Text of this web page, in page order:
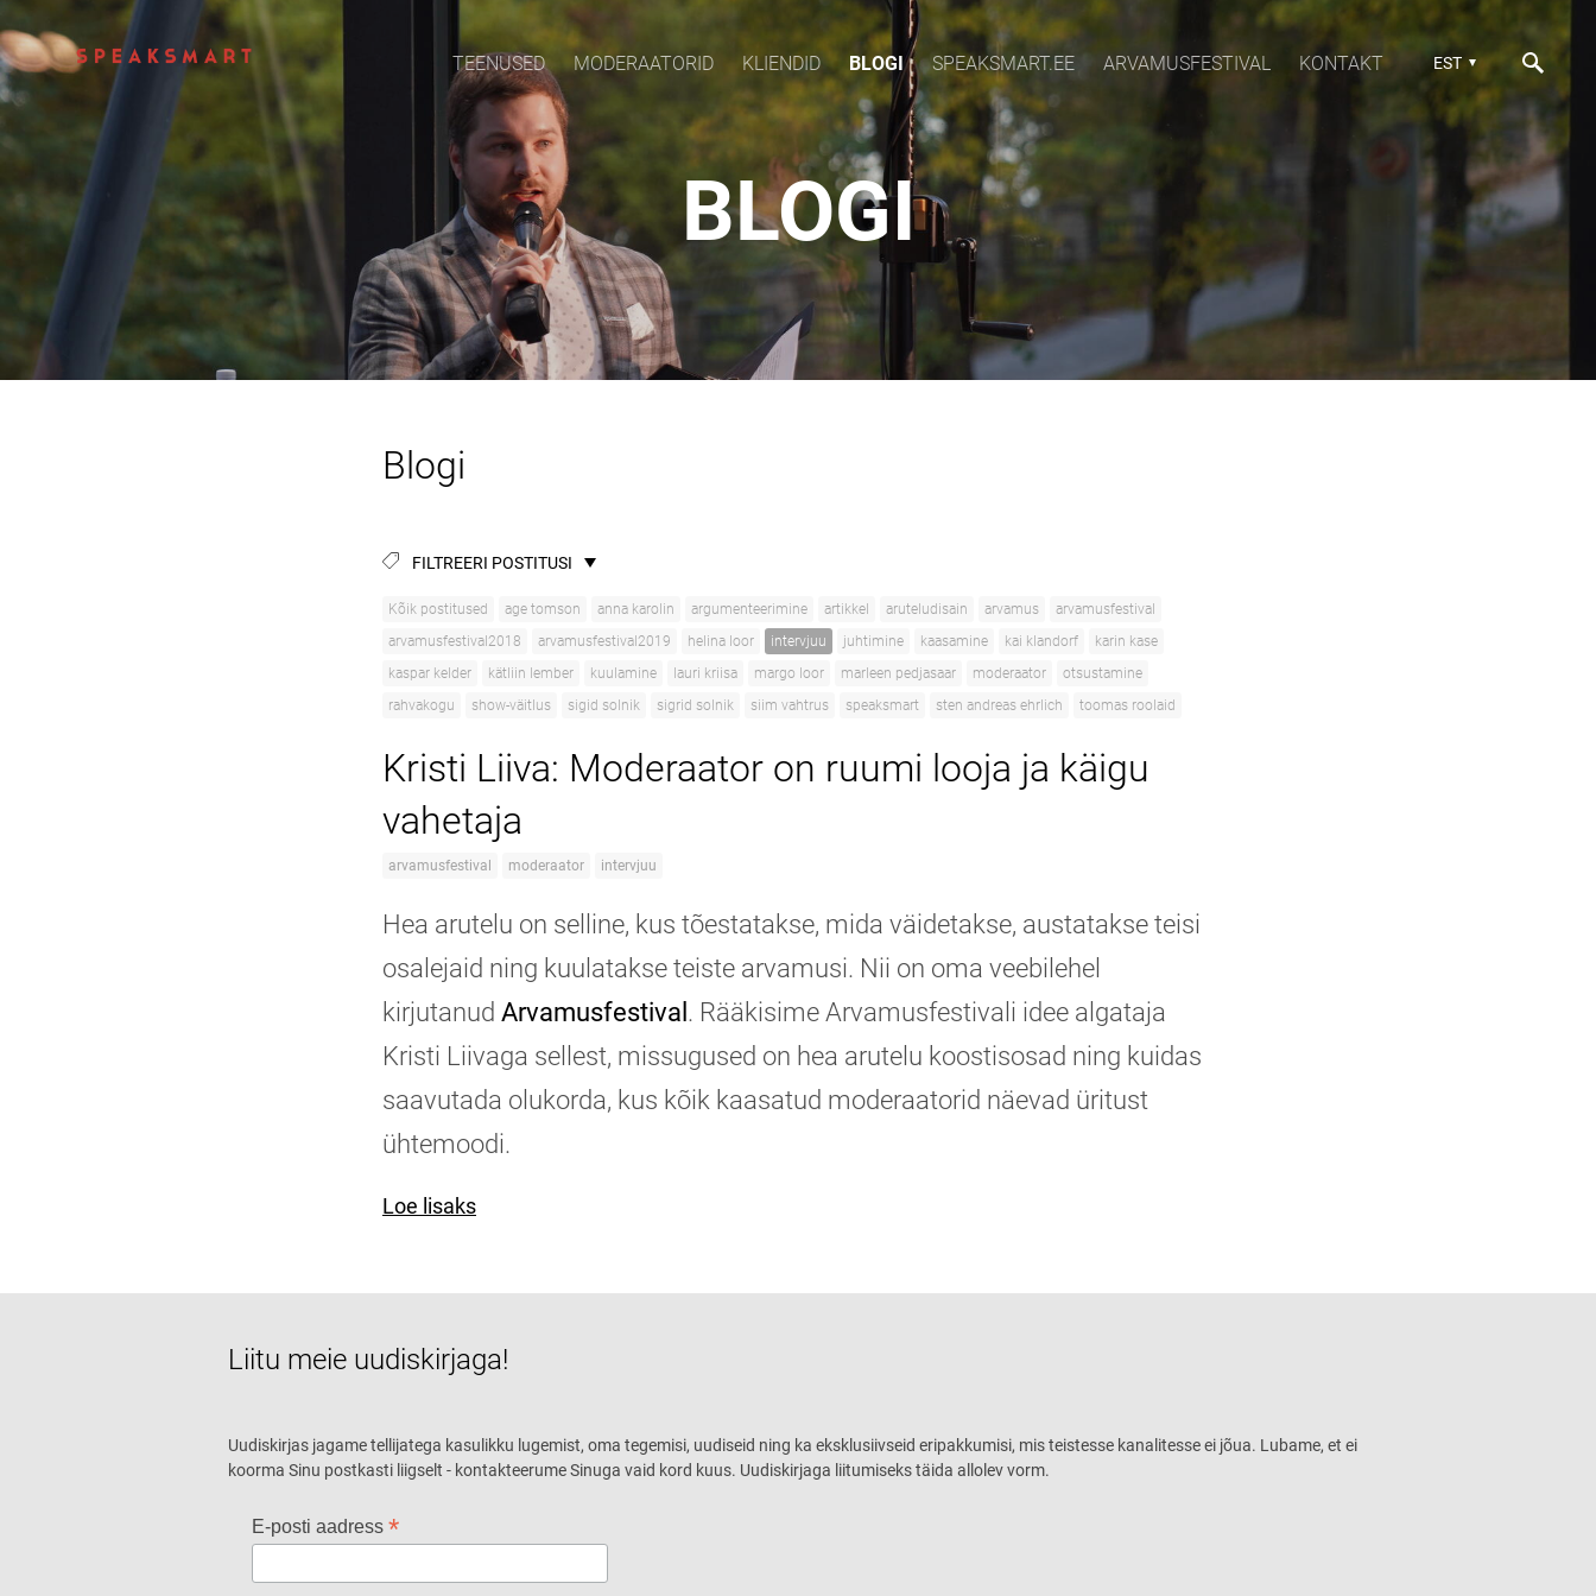
TEENUSED MODERAATORID KLIENDID BLOGI SPEAKSMART.EE ARVAMUSFESTIVAL KONTAKT EST
BLOGI
Blogi
FILTREERI POSTITUSI
Kõik postitused age tomson anna karolin argumenteerimine artikkel aruteludisain arvamus
arvamusfestival
arvamusfestival2018
arvamusfestival2019 helina loor intervjuu juhtimine kaasamine kai klandorf
karin kase
kaspar kelder
kätliin lember kuulamine lauri kriisa margo loor marleen pedjasaar moderaator
otsustamine
rahvakogu
show-väitlus sigid solnik sigrid solnik siim vahtrus speaksmart sten andreas ehrlich toomas roolaid
Kristi Liiva: Moderaator on ruumi looja ja käigu
vahetaja
arvamusfestival moderaator intervjuu
Hea arutelu on selline, kus tõestatakse, mida väidetakse, austatakse teisi
osalejaid ning kuulatakse teiste arvamusi. Nii on oma veebilehel
kirjutanud Arvamusfestival . Rääkisime Arvamusfestivali idee algataja
Kristi Liivaga sellest, missugused on hea arutelu koostisosad ning kuidas
saavutada olukorda, kus kõik kaasatud moderaatorid näevad üritust
ühtemoodi.
Loe lisaks
Liitu meie uudiskirjaga!
Uudiskirjas jagame tellijatega kasulikku lugemist, oma tegemisi, uudiseid ning ka eksklusiivseid eripakkumisi, mis teistesse kanalitesse ei jõua. Lubame, et ei
koorma Sinu postkasti liigselt - kontakteerume Sinuga vaid kord kuus. Uudiskirjaga liitumiseks täida allolev vorm.
E-posti aadress *